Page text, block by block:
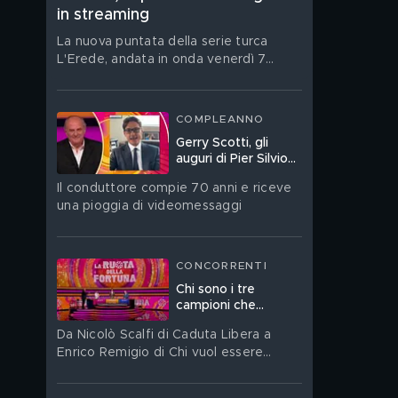
in streaming
La nuova puntata della serie turca
L'Erede, andata in onda venerdì 7
COMPLEANNO
Gerry Scotti, gli
auguri di Pier Silvio
Ruota della Fortuna:
"Sei un mito"
Il conduttore compie 70 anni e riceve
una pioggia di videomessaggi
CONCORRENTI
Chi sono i tre
campioni che
della Fortuna
Da Nicolò Scalfi di Caduta Libera a
Enrico Remigio di Chi vuol essere
Sallustio di Passaparola